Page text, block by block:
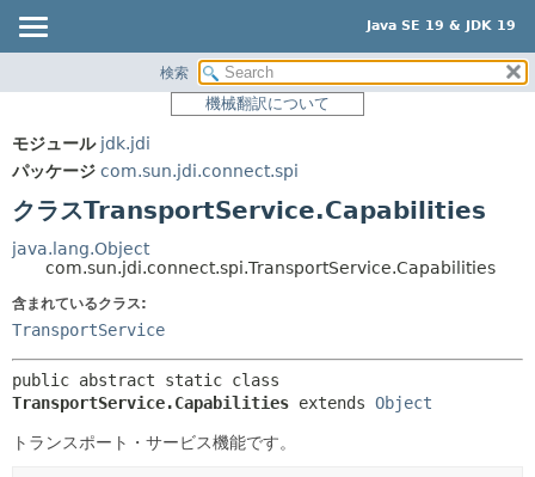
Java SE 19 & JDK 19
パッケージ
使用
ツリー
プレビュー
新規
非推奨
索引
ヘルプ
サマリー:
ネスト済
メソッド
詳細:
検索
機械翻訳について
モジュール jdk.jdi
パッケージ com.sun.jdi.connect.spi
クラスTransportService.Capabilities
java.lang.Object
com.sun.jdi.connect.spi.TransportService.Capabilities
含まれているクラス:
TransportService
TransportService.Capabilities extends Object
トランスポート・サービス機能です。